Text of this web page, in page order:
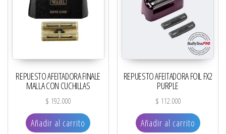
REPUESTO AFEITADORA FINALE
MALLA CON CUCHILLAS
$ 192.000
Añadir al carrito
REPUESTO AFEITADORA FOIL FX2
PURPLE
$ 112.000
Añadir al carrito